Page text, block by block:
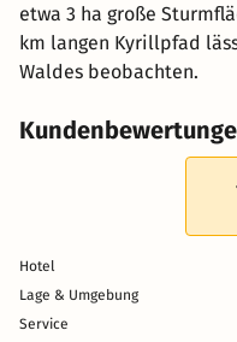
etwa 3 ha große
km langen Kyrillpfad
Waldes beobachten.
Hotel
Lage & Umgebung
Service